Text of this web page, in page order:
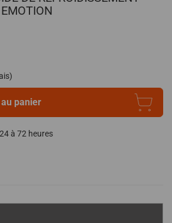
panier
24 à 72 heures